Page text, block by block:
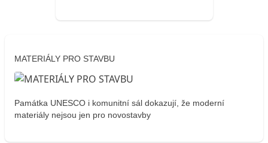
MATERIÁLY PRO STAVBU
Památka UNESCO i komunitní sál dokazují, že moderní
materiály nejsou jen pro novostavby